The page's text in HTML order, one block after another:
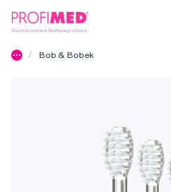
Bob & Bobek